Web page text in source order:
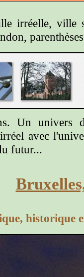
irréelle, ville
Un univers
avec
futur...
historique